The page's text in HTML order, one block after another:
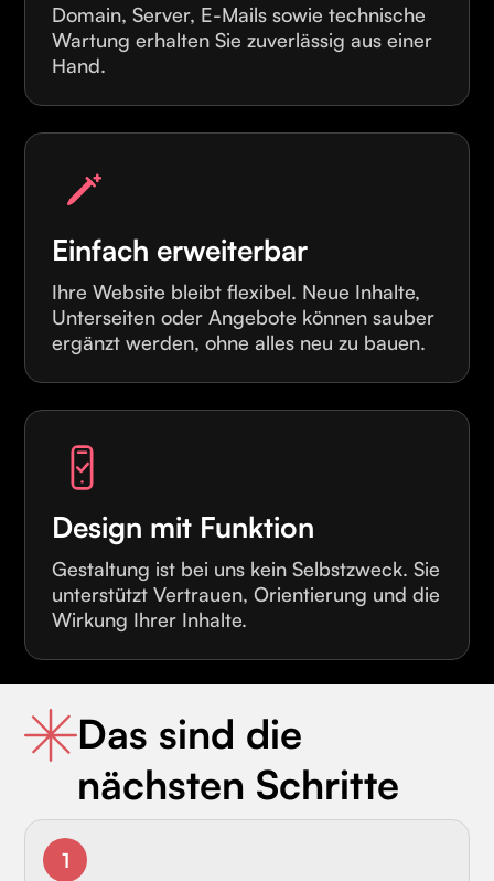
Domain, Server, E-Mails sowie technische
Wartung erhalten Sie zuverlässig aus einer
Hand.
Einfach erweiterbar
Ihre Website bleibt flexibel. Neue Inhalte,
Unterseiten oder Angebote können sauber
ergänzt werden, ohne alles neu zu bauen.
Design mit Funktion
Gestaltung ist bei uns kein Selbstzweck. Sie
unterstützt Vertrauen, Orientierung und die
Wirkung Ihrer Inhalte.
Das sind die
nächsten Schritte
1